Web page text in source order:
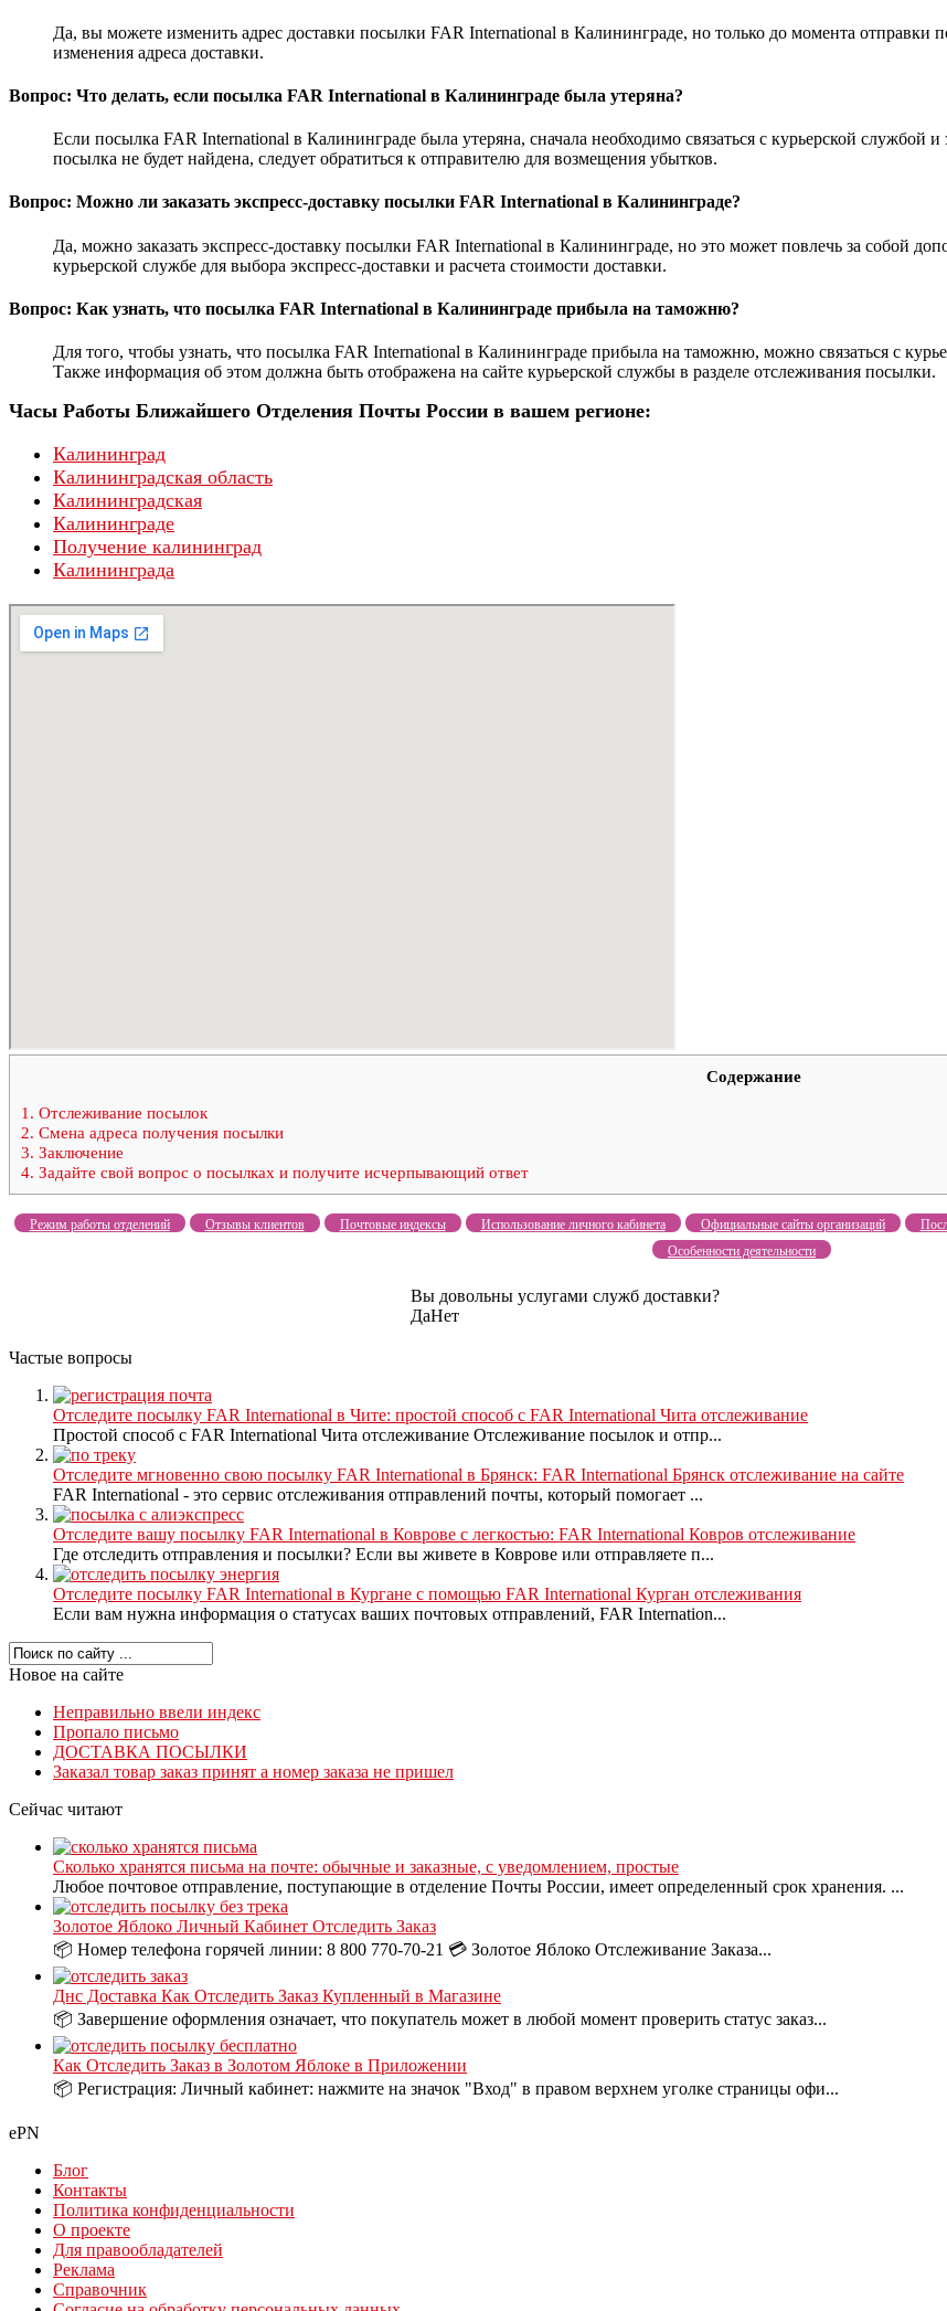
Да, вы можете изменить адрес доставки посылки FAR International в Калининграде, но только до момента отправки
изменения адреса доставки.
Вопрос: Что делать, если посылка FAR International в Калининграде была утеряна?
Если посылка FAR International в Калининграде была утеряна, сначала необходимо связаться с курьерской
посылка не будет найдена, следует обратиться к отправителю для возмещения убытков.
Вопрос: Можно ли заказать экспресс-доставку посылки FAR International в Калининграде?
Да, можно заказать экспресс-доставку посылки FAR International в Калининграде, но это может повлечь за собой
курьерской службе для выбора экспресс-доставки и расчета стоимости доставки.
Вопрос: Как узнать, что посылка FAR International в Калининграде прибыла на таможню?
Для того, чтобы узнать, что посылка FAR International в Калининграде прибыла на таможню, можно связаться с
Также информация об этом должна быть отображена на сайте курьерской службы в разделе отслеживания посылки.
Часы Работы Ближайшего Отделения Почты России в вашем регионе:
Калининград
Калининградская область
Калининградская
Калининграде
Получение калининград
Калининграда
Содержание
1. Отслеживание посылок
2. Смена адреса получения посылки
3. Заключение
4. Задайте свой вопрос о посылках и получите исчерпывающий ответ
Режим работы отделений Отзывы клиентов Почтовые индексы Использование личного кабинета Официальные сайты организаций
Особенности деятельности
Вы довольны услугами служб доставки?
ДаНет
Частые вопросы
Отследите посылку FAR International в Чите: простой способ с FAR International Чита отслеживание
Простой способ с FAR International Чита отслеживание Отслеживание посылок и отпр...
Отследите мгновенно свою посылку FAR International в Брянск: FAR International Брянск отслеживание на сайте
FAR International - это сервис отслеживания отправлений почты, который помогает ...
Отследите вашу посылку FAR International в Коврове с легкостью: FAR International Ковров отслеживание
Где отследить отправления и посылки? Если вы живете в Коврове или отправляете п...
Отследите посылку FAR International в Кургане с помощью FAR International Курган отслеживания
Если вам нужна информация о статусах ваших почтовых отправлений, FAR Internation...
Новое на сайте
Неправильно ввели индекс
Пропало письмо
ДОСТАВКА ПОСЫЛКИ
Заказал товар заказ принят а номер заказа не пришел
Сейчас читают
Сколько хранятся письма на почте: обычные и заказные, с уведомлением, простые
Любое почтовое отправление, поступающие в отделение Почты России, имеет определенный срок хранения. ...
Золотое Яблоко Личный Кабинет Отследить Заказ
📦 Номер телефона горячей линии: 8 800 770-70-21 💳 Золотое Яблоко Отслеживание Заказа...
Днс Доставка Как Отследить Заказ Купленный в Магазине
📦 Завершение оформления означает, что покупатель может в любой момент проверить статус заказ...
Как Отследить Заказ в Золотом Яблоке в Приложении
📦 Регистрация: Личный кабинет: нажмите на значок "Вход" в правом верхнем уголке страницы офи...
ePN
Блог
Контакты
Политика конфиденциальности
О проекте
Для правообладателей
Реклама
Справочник